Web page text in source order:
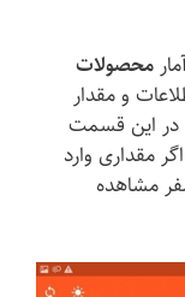
محصولات
و مقدار
در این قسمت
مقداری وارد
مشاهده